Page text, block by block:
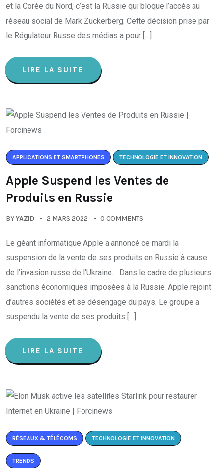
et la Corée du Nord, c’est la Russie qui bloque l’accès au
réseau social de Mark Zuckerberg. Cette décision prise par
le Régulateur Russe des médias a pour […]
LIRE LA SUITE
APPLICATIONS ET SMARTPHONES TECHNOLOGIE ET INNOVATION
Apple Suspend les Ventes de
Produits en Russie
BYYAZID 2 MARS 2022 0 COMMENTS
Le géant informatique Apple a annoncé ce mardi la
suspension de la vente de ses produits en Russie à cause
de l’invasion russe de l’Ukraine. Dans le cadre de plusieurs
sanctions économiques imposées à la Russie, Apple rejoint
d’autres sociétés et se désengage du pays. Le groupe a
suspendu la vente de ses produits […]
LIRE LA SUITE
RÉSEAUX & TÉLÉCOMS TECHNOLOGIE ET INNOVATION
TRENDS